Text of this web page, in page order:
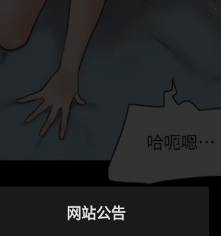
网站公告